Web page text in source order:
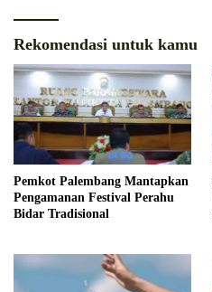
Rekomendasi untuk kamu
Pemkot Palembang Mantapkan
Pengamanan Festival Perahu
Bidar Tradisional